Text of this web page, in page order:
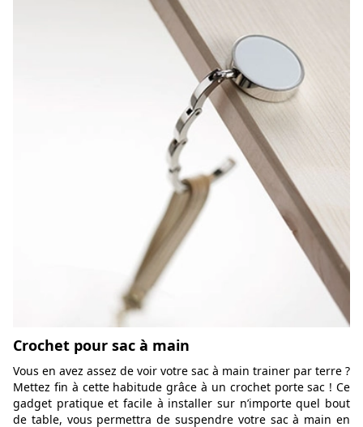
Crochet pour sac à main
Vous en avez assez de voir votre sac à main trainer par terre ?
Mettez fin à cette habitude grâce à un crochet porte sac ! Ce
gadget pratique et facile à installer sur n’importe quel bout
de table, vous permettra de suspendre votre sac à main en